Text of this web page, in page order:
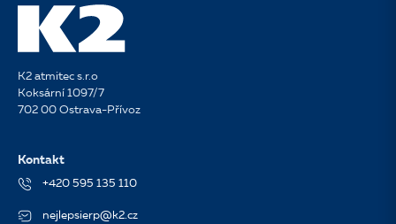
K2 atmitec s.r.o
Koksární 1097/7
702 00 Ostrava-Přívoz
Kontakt
+420 595 135 110
nejlepsierp@k2.cz